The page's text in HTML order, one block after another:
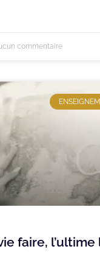
commentaire
faire,